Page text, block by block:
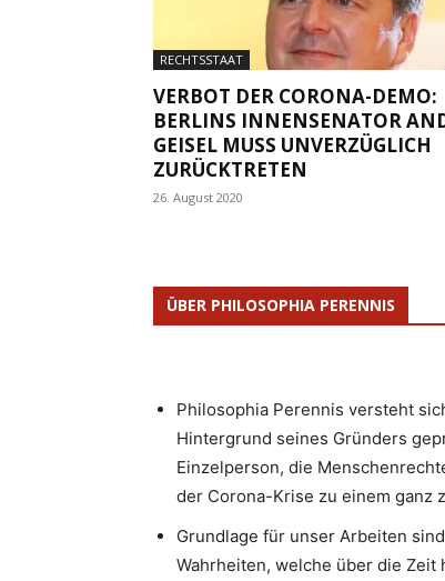
RECHTSSTAAT
VERBOT DER CORONA-DEMO:
BERLINS INNENSENATOR
GEISEL MUSS UNVERZÜGLICH
ZURÜCKTRETEN
26. August 2020
ÜBER PHILOSOPHIA PERENNIS
Philosophia Perennis versteht
Hintergrund seines Gründers
Einzelperson, die
der Corona-Krise zu einem ganz
Grundlage für unser Arbeiten
Wahrheiten, welche über die